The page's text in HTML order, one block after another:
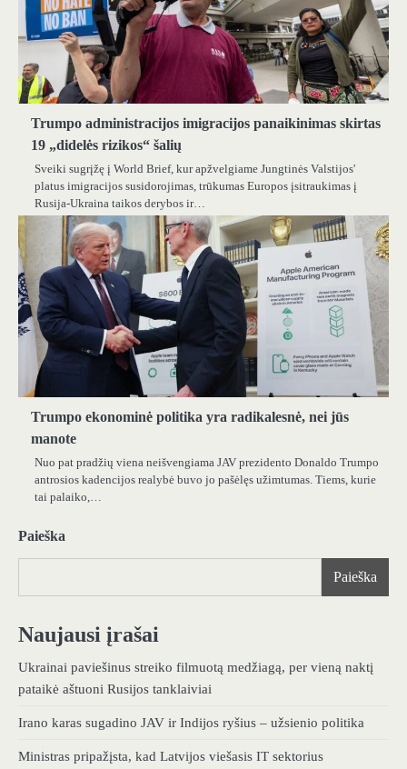
Trumpo administracijos imigracijos panaikinimas skirtas
19 „didelės rizikos“ šalių
Sveiki sugrįžę į World Brief, kur apžvelgiame Jungtinės Valstijos'
platus imigracijos susidorojimas, trūkumas Europos įsitraukimas į
Rusija-Ukraina taikos derybos ir…
Trumpo ekonominė politika yra radikalesnė, nei jūs
manote
Nuo pat pradžių viena neišvengiama JAV prezidento Donaldo Trumpo
antrosios kadencijos realybė buvo jo pašėlęs užimtumas. Tiems, kurie
tai palaiko,…
Paieška
Paieška
Naujausi įrašai
Ukrainai paviešinus streiko filmuotą medžiagą, per vieną naktį
pataikė aštuoni Rusijos tanklaiviai
Irano karas sugadino JAV ir Indijos ryšius – užsienio politika
Ministras pripažįsta, kad Latvijos viešasis IT sektorius